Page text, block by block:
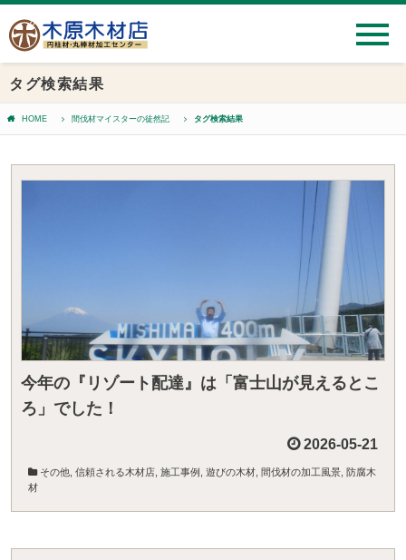
タグ検索結果
HOME 間伐材マイスターの徒然記 タグ検索結果
今年の『リゾート配達』は「富士山が見えるとこ
ろ」でした！
2026-05-21
その他 信頼される木材店 施工事例 遊びの木材 間伐材の加工風景 防腐木
材